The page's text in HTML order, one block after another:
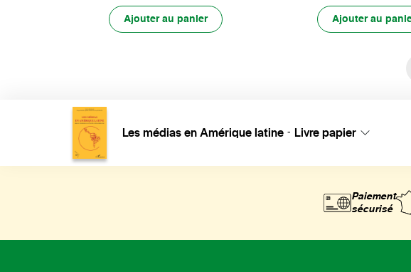
Ajouter au panier Ajouter au
Les médias en Amérique latine - Livre papier
Paiement
sécurisé